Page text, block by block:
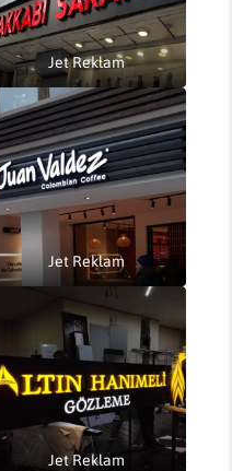
Jet Reklam
Jet Reklam
Jet Reklam